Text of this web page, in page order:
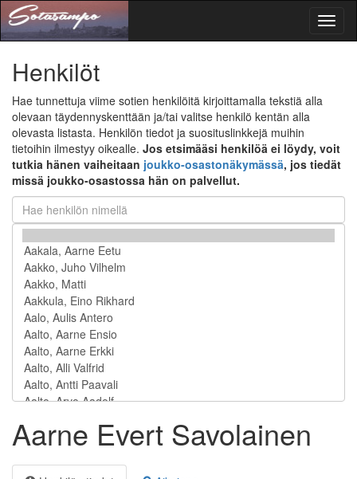
Henkilöt
Hae tunnettuja viime sotien henkilöitä kirjoittamalla tekstiä alla
olevaan täydennyskenttään ja/tai valitse henkilö kentän alla
olevasta listasta. Henkilön tiedot ja suosituslinkkejä muihin
tietoihin ilmestyy oikealle. Jos etsimääsi henkilöä ei löydy, voit
tutkia hänen vaiheitaan joukko-osastonäkymässä, jos tiedät
missä joukko-osastossa hän on palvellut.
Aarne Evert Savolainen